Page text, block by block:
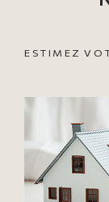
ESTIMEZ